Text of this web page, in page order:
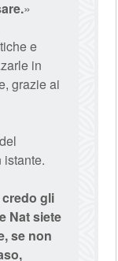
»
e
in
grazie ai
istante.
gli
Nat siete
se non